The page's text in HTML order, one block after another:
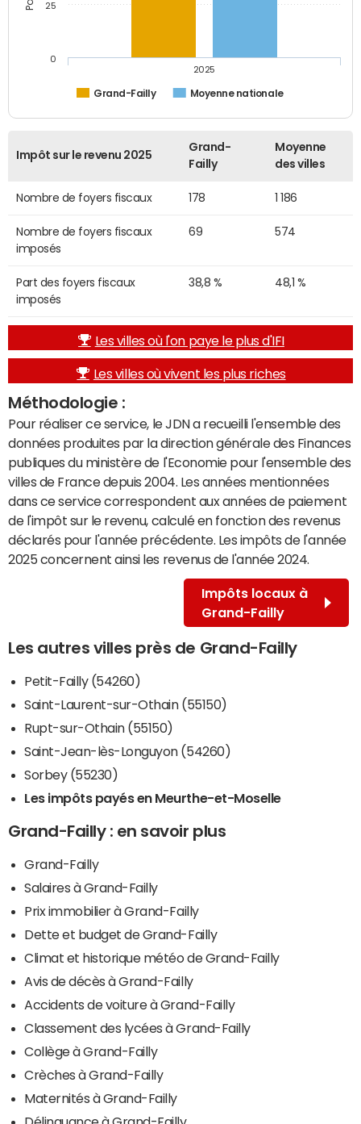
Grand-Failly Moyenne nationale
2025
0
25
Impôt sur le revenu 2025
Grand-
Failly
Moyenne
des villes
Nombre de foyers fiscaux 178 1 186
Nombre de foyers fiscaux
imposés
69 574
Part des foyers fiscaux
imposés
38,8 % 48,1 %
Les villes où l'on paye le plus d'IFI
Les villes où vivent les plus riches
Méthodologie :
Pour réaliser ce service, le JDN a recueilli l'ensemble des
données produites par la direction générale des Finances
publiques du ministère de l'Economie pour l'ensemble des
villes de France depuis 2004. Les années mentionnées
dans ce service correspondent aux années de paiement
de l'impôt sur le revenu, calculé en fonction des revenus
déclarés pour l'année précédente. Les impôts de l'année
2025 concernent ainsi les revenus de l'année 2024.
Impôts locaux à
Grand-Failly
Les autres villes près de Grand-Failly
Petit-Failly (54260)
Saint-Laurent-sur-Othain (55150)
Rupt-sur-Othain (55150)
Saint-Jean-lès-Longuyon (54260)
Sorbey (55230)
Les impôts payés en Meurthe-et-Moselle
Grand-Failly : en savoir plus
Grand-Failly
Salaires à Grand-Failly
Prix immobilier à Grand-Failly
Dette et budget de Grand-Failly
Climat et historique météo de Grand-Failly
Avis de décès à Grand-Failly
Accidents de voiture à Grand-Failly
Classement des lycées à Grand-Failly
Collège à Grand-Failly
Crèches à Grand-Failly
Maternités à Grand-Failly